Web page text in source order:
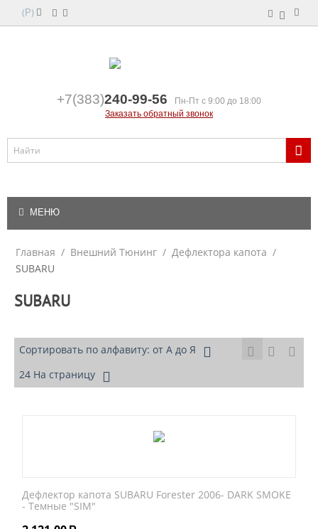
( Р)
+7(383)240-99-56
Пн-Пт с 9:00 до 18:00
Заказать обратный звонок
МЕНЮ
Главная / Внешний Тюнинг / Дефлектора капота /
SUBARU
SUBARU
Сортировать по алфавиту: от А до Я
24 На страницу
Дефлектор капота SUBARU Forester 2006- DARK SMOKE
- Темные "SIM"